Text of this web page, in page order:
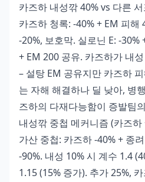
카즈하 내성깎 40% vs 다른
카즈하 청록: -40% + EM 피해
-20%, 보호막. 실로닌 E: -30%
+ EM 200 공유. 카즈하가 내
– 설탕 EM 공유지만 카즈하
는 자해 해결하나 딜 낮아, 병
즈하의 다재다능함이 증발팀
내성깎 중첩 메커니즘 (카즈
가산 중첩: 카즈하 -40% + 종
-90%. 내성 10% 시 계수 1.4
1.15 (15% 증가). 추가 25%,